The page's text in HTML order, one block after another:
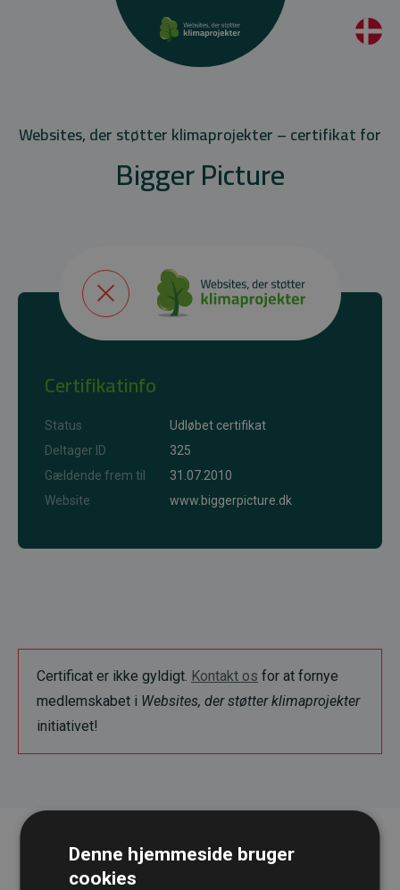
Websites, der støtter klimaprojekter – certifikat for
Bigger Picture
Certifikatinfo
Status
Udløbet certifikat
Deltager ID
325
Gældende frem til
31.07.2010
Website
www.biggerpicture.dk
Certificat er ikke gyldigt. Kontakt os for at fornye
medlemskabet i Websites, der støtter klimaprojekter
initiativet!
Denne hjemmeside bruger
cookies